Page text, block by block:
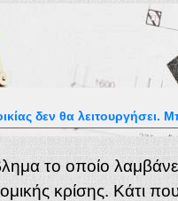
δεν θα
το οποίο
κρίσης. Κάτι